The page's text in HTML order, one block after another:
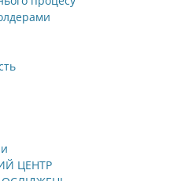
ЦЕНТР